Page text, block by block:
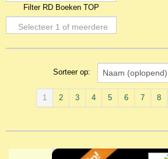
opties
Filter RD Boeken TOP
Selecteer 1 of meerdere
Sorteer op:
1 2 3 4 5 6 7 8